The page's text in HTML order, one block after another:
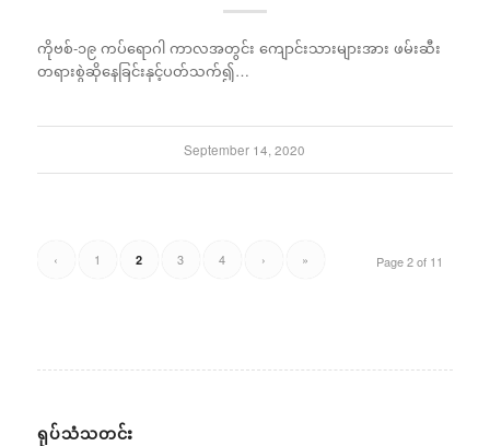
ကိုဗစ်-၁၉ ကပ်ရောဂါ ကာလအတွင်း ကျောင်းသားများအား ဖမ်းဆီး
တရားစွဲဆိုနေခြင်းနှင့်ပတ်သက်၍…
September 14, 2020
Page 2 of 11
‹ 1 2 3 4 › »
ရုပ်သံသတင်း